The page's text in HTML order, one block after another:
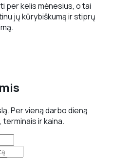
per kelis mėnesius, o tai
jų kūrybiškumą ir stiprų
Per vieną darbo dieną
ir kaina.